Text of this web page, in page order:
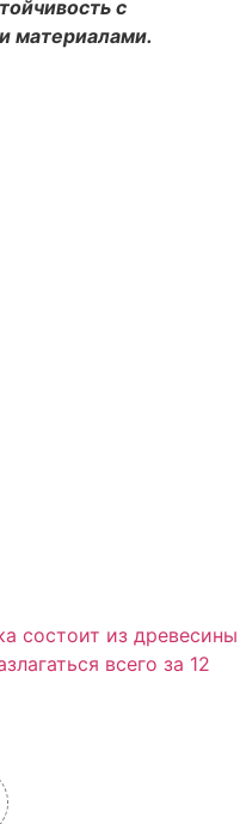
с
материалами.
состоит из древесины
всего за 12